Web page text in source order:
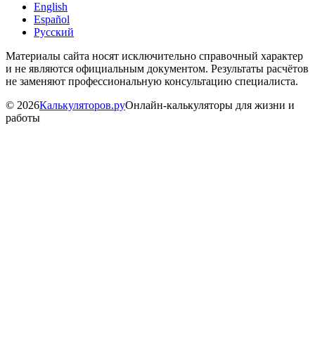
English
Español
Русский
Материалы сайта носят исключительно справочный характер
и не являются официальным документом. Результаты расчётов
не заменяют профессиональную консультацию специалиста.
© 2026Калькуляторов.руОнлайн-калькуляторы для жизни и
работы